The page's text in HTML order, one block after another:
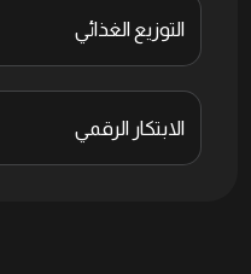
التوزيع الغذائي
الابتكار الرقمي